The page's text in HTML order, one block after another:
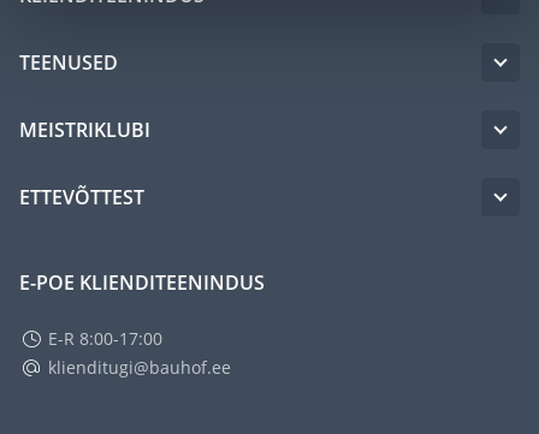
TEENUSED
MEISTRIKLUBI
ETTEVÕTTEST
E-POE KLIENDITEENINDUS
E-R 8:00-17:00
klienditugi@bauhof.ee